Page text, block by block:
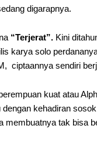
digarapnya.
“Terjerat”. Kini
karya solo
ciptaannya sendiri
kuat atau
kehadiran
membuatnya tak bisa